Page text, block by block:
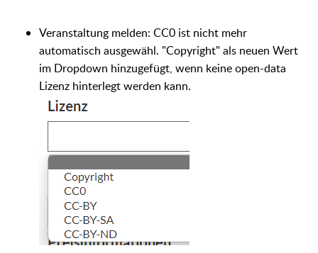
Veranstaltung melden: CC0 ist nicht mehr
automatisch ausgewähl. "Copyright" als neuen Wert
im Dropdown hinzugefügt, wenn keine open-data
Lizenz hinterlegt werden kann.